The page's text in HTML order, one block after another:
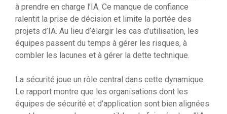
à prendre en charge l’IA. Ce manque de confiance
ralentit la prise de décision et limite la portée des
projets d’IA. Au lieu d’élargir les cas d’utilisation, les
équipes passent du temps à gérer les risques, à
combler les lacunes et à gérer la dette technique.
La sécurité joue un rôle central dans cette dynamique.
Le rapport montre que les organisations dont les
équipes de sécurité et d’application sont bien alignées